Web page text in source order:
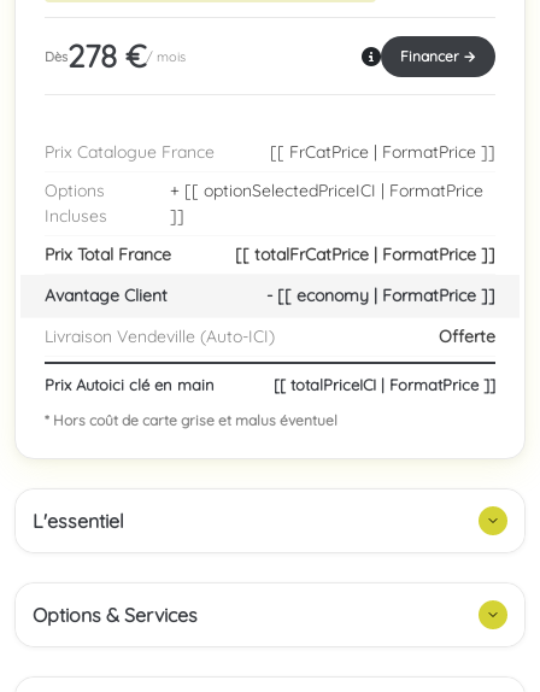
Dès278 €/ mois Financer →
Prix Catalogue France
[[ FrCatPrice | FormatPrice ]]
Options
Incluses
+ [[ optionSelectedPriceICI | FormatPrice
]]
Prix Total France
[[ totalFrCatPrice | FormatPrice ]]
Avantage Client
- [[ economy | FormatPrice ]]
Livraison Vendeville (Auto-ICI)
Offerte
Prix Autoici clé en main [[ totalPriceICI | FormatPrice ]]
* Hors coût de carte grise et malus éventuel
L'essentiel
Options & Services